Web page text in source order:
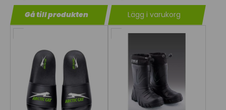
Gå till produkten Lägg i varukorg